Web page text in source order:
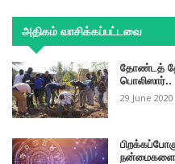
அதிகம் வாசிக்கப்பட்டவை
தோண்டத்
பொலிஸார்..
29 June 2020